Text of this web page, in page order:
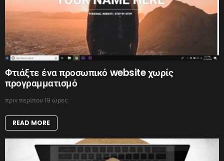
Φτιάξτε ένα προσωπικό website χωρίς
προγραμματισμό
πριν περίπου 19 ώρες
READ MORE